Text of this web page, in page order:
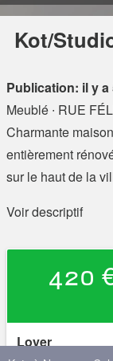
Kot/
Publication: il y a
Meublé ∙ RUE
Charmante
entièrement
sur le haut de la
Voir descriptif
420
Loyer